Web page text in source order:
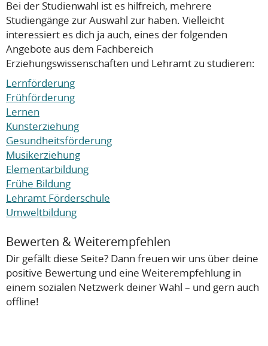
Bei der Studienwahl ist es hilfreich, mehrere
Studiengänge zur Auswahl zur haben. Vielleicht
interessiert es dich ja auch, eines der folgenden
Angebote aus dem Fachbereich
Erziehungswissenschaften und Lehramt zu studieren:
Lernförderung
Frühförderung
Lernen
Kunsterziehung
Gesundheitsförderung
Musikerziehung
Elementarbildung
Frühe Bildung
Lehramt Förderschule
Umweltbildung
Bewerten & Weiterempfehlen
Dir gefällt diese Seite? Dann freuen wir uns über deine
positive Bewertung und eine Weiterempfehlung in
einem sozialen Netzwerk deiner Wahl – und gern auch
offline!